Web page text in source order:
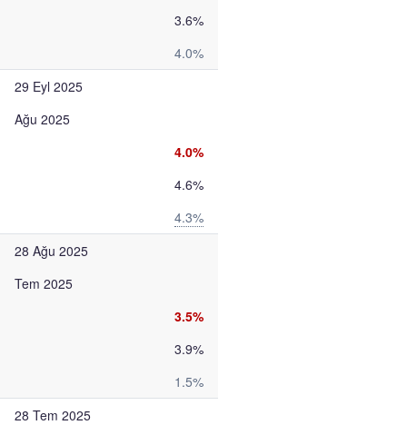
3.6%
4.0%
29 Eyl 2025
Ağu 2025
4.0%
4.6%
4.3%
28 Ağu 2025
Tem 2025
3.5%
3.9%
1.5%
28 Tem 2025